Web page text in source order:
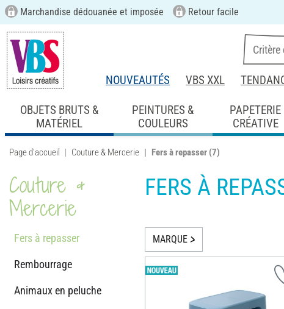
Marchandise dédouanée et imposée Retour facile
NOUVEAUTÉS VBS XXL
OBJETS BRUTS &
MATÉRIEL
PEINTURES &
COULEURS
PAPETERIE
CRÉATIVE
Page d'accueil Couture & Mercerie Fers à repasser (7)
Couture &
Mercerie
Fers à repasser
Rembourrage
Animaux en peluche
FERS À
MARQUE